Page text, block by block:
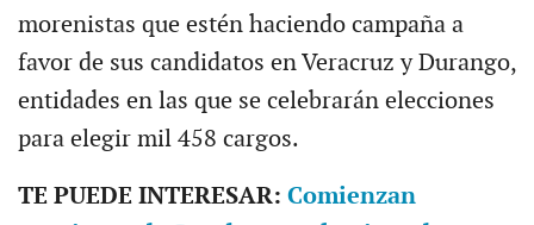
morenistas que estén haciendo campaña a
favor de sus candidatos en Veracruz y Durango,
entidades en las que se celebrarán elecciones
para elegir mil 458 cargos.
TE PUEDE INTERESAR: Comienzan